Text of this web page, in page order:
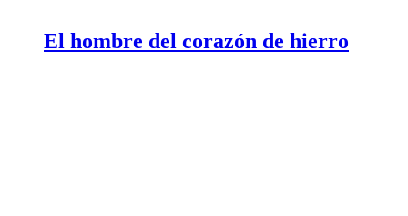
El hombre del corazón de hierro